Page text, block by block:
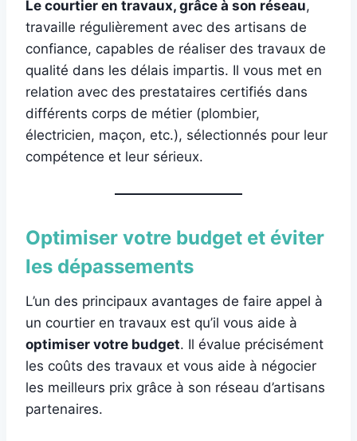
Le courtier en travaux, grâce à son réseau,
travaille régulièrement avec des artisans de
confiance, capables de réaliser des travaux de
qualité dans les délais impartis. Il vous met en
relation avec des prestataires certifiés dans
différents corps de métier (plombier,
électricien, maçon, etc.), sélectionnés pour leur
compétence et leur sérieux.
Optimiser votre budget et éviter
les dépassements
L’un des principaux avantages de faire appel à
un courtier en travaux est qu’il vous aide à
optimiser votre budget. Il évalue précisément
les coûts des travaux et vous aide à négocier
les meilleurs prix grâce à son réseau d’artisans
partenaires.